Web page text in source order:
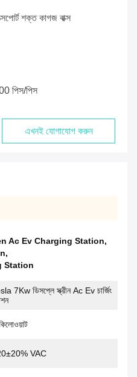
শক্ত কাগজ বাক্স
পিস/পিস
এখনই যোগাযোগ করুন
Ac Ev Charging Station,
,
Station
7Kw ডিসপ্লে স্ক্রীন Ac Ev চার্জিং
VAC